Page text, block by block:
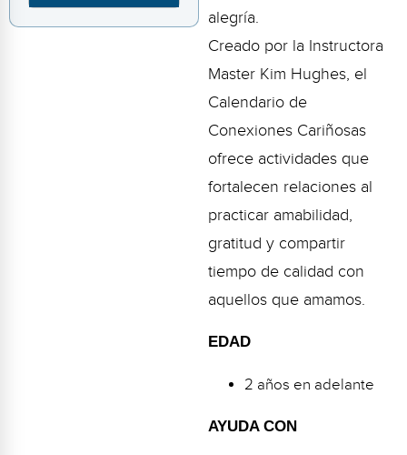
Free Printables
alegría.
Creado por la Instructora
Master Kim Hughes, el
Calendario de
Conexiones Cariñosas
ofrece actividades que
fortalecen relaciones al
practicar amabilidad,
gratitud y compartir
tiempo de calidad con
aquellos que amamos.
EDAD
2 años en adelante
AYUDA CON